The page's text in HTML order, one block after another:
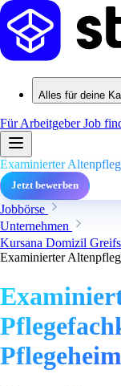
Alles für deine
Für ArbeitgeberJob
Examinierter
Jetzt bewerben
Jobbörse
Unternehmen
Kursana Domizil
Examinierter
Pflegeheim